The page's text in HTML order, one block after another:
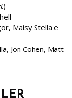
)
Maisy Stella e
Jon Cohen, Matt